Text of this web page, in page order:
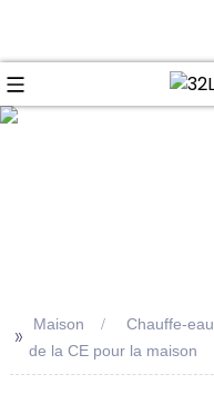
>> Maison
Chauffe-
de la CE pour la maison